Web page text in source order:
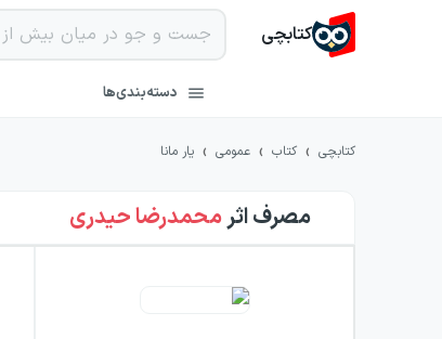
کتابچی
دسته‌بندی‌ها
کتابچی › کتاب › عمومی › یار مانا
مصرفاثرمحمدرضا حیدری